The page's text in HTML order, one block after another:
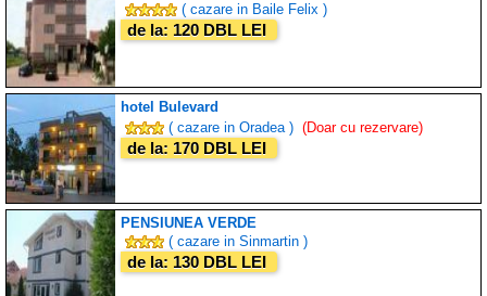
( cazare in Baile Felix )
de la: 120 DBL LEI
hotel Bulevard
( cazare in Oradea ) (Doar cu rezervare)
de la: 170 DBL LEI
PENSIUNEA VERDE
( cazare in Sinmartin )
de la: 130 DBL LEI